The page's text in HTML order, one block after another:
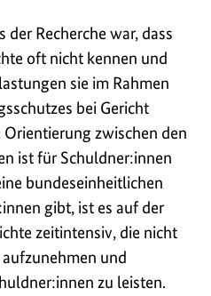
Recherche war, dass
oft nicht kennen und
sie im Rahmen
bei Gericht
zwischen den
ist für Schuldner:innen
bundeseinheitlichen
gibt, ist es auf der
zeitintensiv, die nicht
und
zu leisten.